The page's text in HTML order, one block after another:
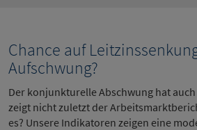
Chance auf
Aufschwung?
Der konjunkturelle Abschwung hat auch
zeigt nicht zuletzt der
es? Unsere Indikatoren zeigen eine